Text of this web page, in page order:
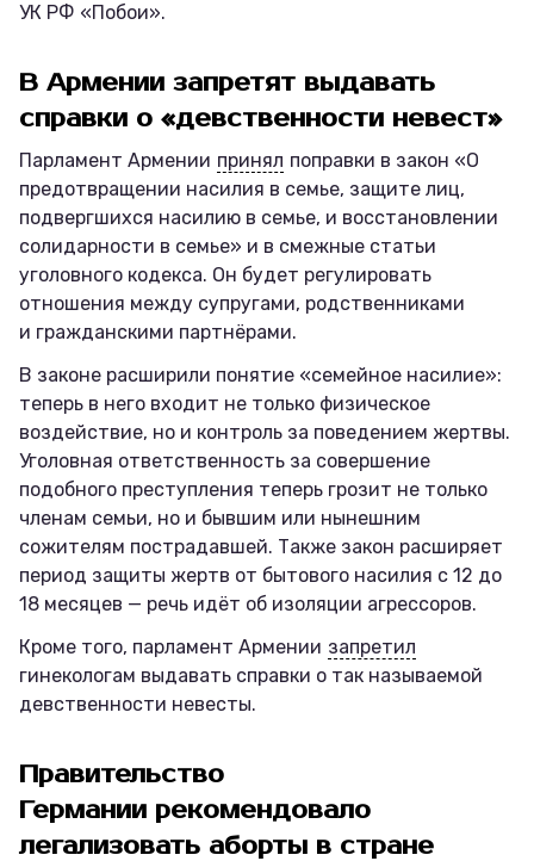
УК РФ «Побои».
В Армении запретят выдавать
справки о «девственности невест»
Парламент Армении принял поправки в закон «О
предотвращении насилия в семье, защите лиц,
подвергшихся насилию в семье, и восстановлении
солидарности в семье» и в смежные статьи
уголовного кодекса. Он будет регулировать
отношения между супругами, родственниками
и гражданскими партнёрами.
В законе расширили понятие «семейное насилие»:
теперь в него входит не только физическое
воздействие, но и контроль за поведением жертвы.
Уголовная ответственность за совершение
подобного преступления теперь грозит не только
членам семьи, но и бывшим или нынешним
сожителям пострадавшей. Также закон расширяет
период защиты жертв от бытового насилия с 12 до
18 месяцев — речь идёт об изоляции агрессоров.
Кроме того, парламент Армении запретил
гинекологам выдавать справки о так называемой
девственности невесты.
Правительство
Германии рекомендовало
легализовать аборты в стране